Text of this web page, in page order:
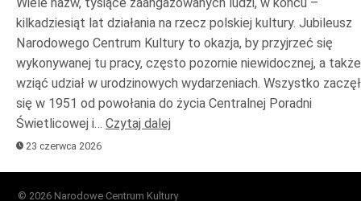
kilkadziesiąt lat działania na rzecz polskiej kultury. Jubileusz
Narodowego Centrum Kultury to okazja, by przyjrzeć się
wykonywanej tu pracy, często pozornie niewidocznej, a także
wziąć udział w urodzinowych wydarzeniach. Wszystko
się w 1951 od powołania do życia Centralnej Poradni
Świetlicowej i… Czytaj dalej
23 czerwca 2026
© 2026 Narodowe Centrum Kultury